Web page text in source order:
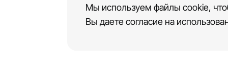
Мы используем файлы cookie,
Вы даете согласие на